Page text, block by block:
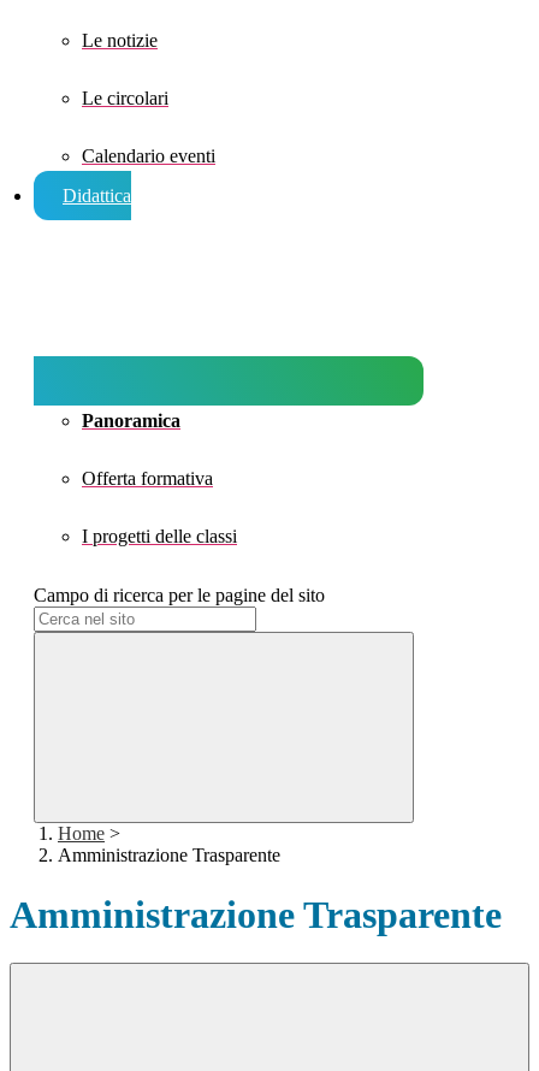
Le notizie
Le circolari
Calendario eventi
Didattica
Panoramica
Offerta formativa
I progetti delle classi
Campo di ricerca per le pagine del sito
Home >
Amministrazione Trasparente
Amministrazione Trasparente